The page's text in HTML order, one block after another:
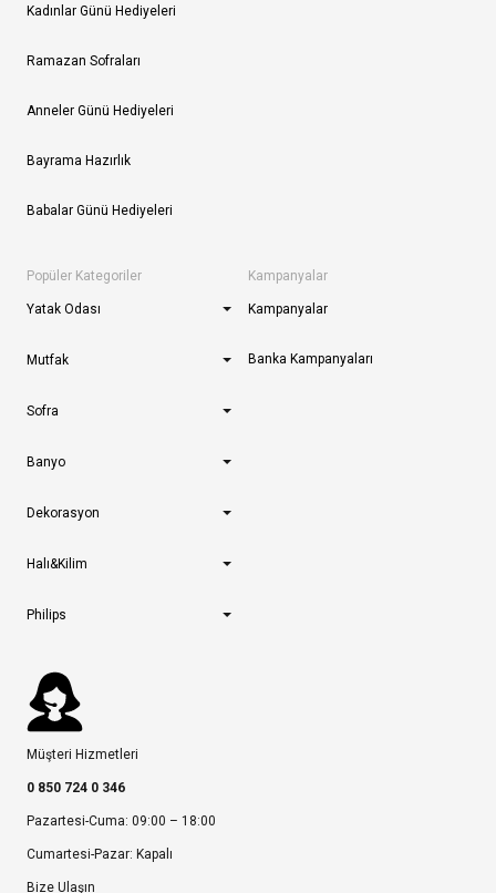
Kadınlar Günü Hediyeleri
Ramazan Sofraları
Anneler Günü Hediyeleri
Bayrama Hazırlık
Babalar Günü Hediyeleri
Popüler Kategoriler
Yatak Odası
Mutfak
Sofra
Banyo
Dekorasyon
Halı&Kilim
Philips
Kampanyalar
Kampanyalar
Banka Kampanyaları
Müşteri Hizmetleri
0 850 724 0 346
Pazartesi-Cuma: 09:00 – 18:00
Cumartesi-Pazar: Kapalı
Bize Ulaşın